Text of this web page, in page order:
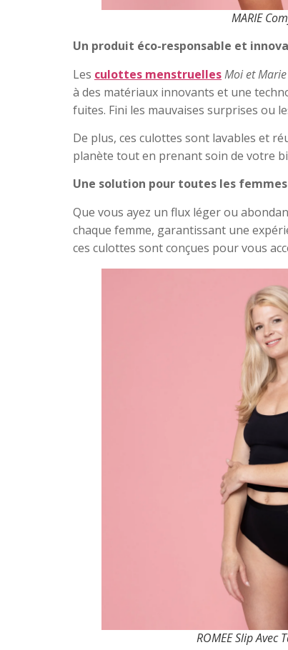
MARIE
Un produit éco-responsable et
Les culottes menstruellesMoi et Marie
à des matériaux innovants et une
fuites. Fini les mauvaises surprises ou
De plus, ces culottes sont lavables et
planète tout en prenant soin de votre
Une solution pour toutes les femmes
Que vous ayez un flux léger ou
chaque femme, garantissant une
ces culottes sont conçues pour vous
ROMEE Slip Avec